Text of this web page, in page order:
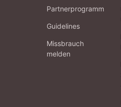
Partnerprogramm
Guidelines
Missbrauch
melden